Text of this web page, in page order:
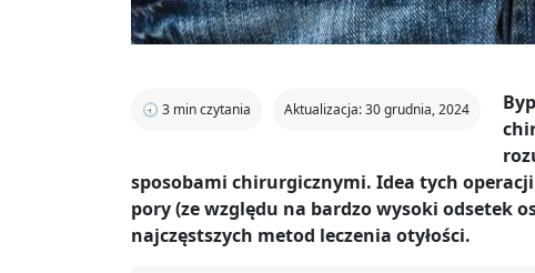
🕣 3 min czytania Aktualizacja: 30 grudnia, 2024
sposobami chirurgicznymi. Idea tych
pory (ze względu na bardzo wysoki odsetek
najczęstszych metod leczenia otyłości.